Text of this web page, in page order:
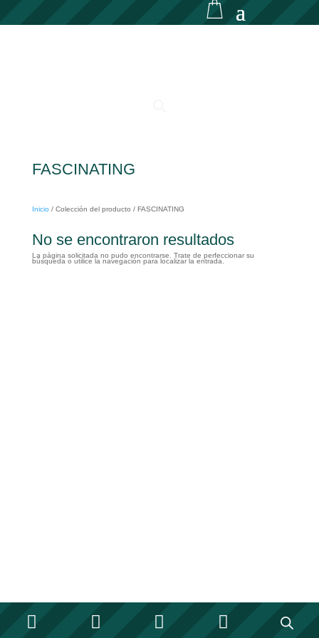
FASCINATING
Inicio / Colección del producto / FASCINATING
No se encontraron resultados
La página solicitada no pudo encontrarse. Trate de perfeccionar su
búsqueda o utilice la navegación para localizar la entrada.
   
   